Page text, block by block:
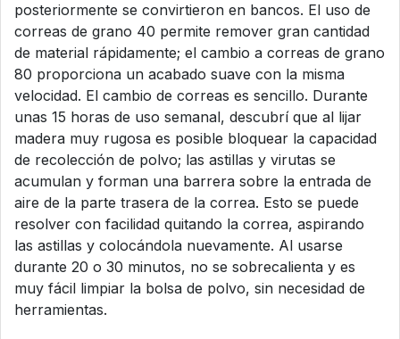
posteriormente se convirtieron en bancos. El uso de
correas de grano 40 permite remover gran cantidad
de material rápidamente; el cambio a correas de grano
80 proporciona un acabado suave con la misma
velocidad. El cambio de correas es sencillo. Durante
unas 15 horas de uso semanal, descubrí que al lijar
madera muy rugosa es posible bloquear la capacidad
de recolección de polvo; las astillas y virutas se
acumulan y forman una barrera sobre la entrada de
aire de la parte trasera de la correa. Esto se puede
resolver con facilidad quitando la correa, aspirando
las astillas y colocándola nuevamente. Al usarse
durante 20 o 30 minutos, no se sobrecalienta y es
muy fácil limpiar la bolsa de polvo, sin necesidad de
herramientas.